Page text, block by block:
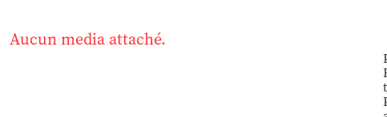
Aucun media attaché.